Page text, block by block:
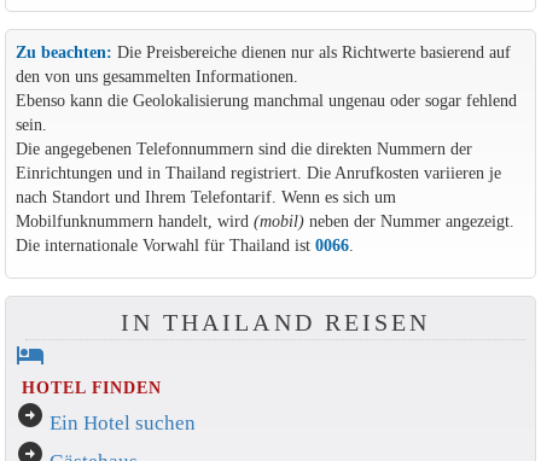
Zu beachten: Die Preisbereiche dienen nur als Richtwerte basierend auf
den von uns gesammelten Informationen.
Ebenso kann die Geolokalisierung manchmal ungenau oder sogar fehlend
sein.
Die angegebenen Telefonnummern sind die direkten Nummern der
Einrichtungen und in Thailand registriert. Die Anrufkosten variieren je
nach Standort und Ihrem Telefontarif. Wenn es sich um
Mobilfunknummern handelt, wird (mobil)neben der Nummer angezeigt.
Die internationale Vorwahl für Thailand ist 0066.
IN THAILAND REISEN
hotel
HOTEL FINDEN
arrow_circle_right Ein Hotel suchen
arrow_circle_right